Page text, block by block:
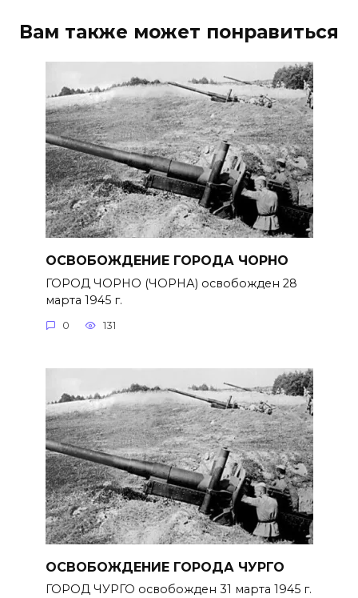
Вам также может понравиться
ОСВОБОЖДЕНИЕ ГОРОДА ЧОРНО
ГОРОД ЧОРНО (ЧОРНА) освобожден 28
марта 1945 г.
0 131
ОСВОБОЖДЕНИЕ ГОРОДА ЧУРГО
ГОРОД ЧУРГО освобожден 31 марта 1945 г.